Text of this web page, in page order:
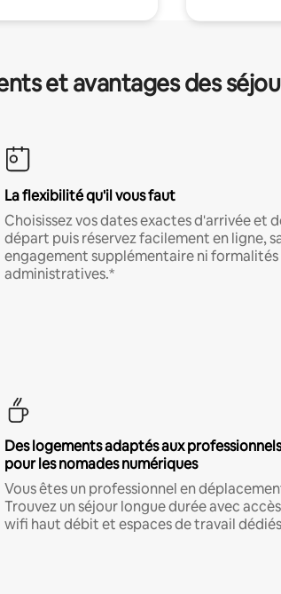
et avantages des
La flexibilité qu'il vous faut
Choisissez vos dates exactes d'arrivée et
départ puis réservez facilement en ligne,
engagement supplémentaire ni formalités
administratives.*
Des logements adaptés aux professionnels
pour les nomades numériques
Vous êtes un professionnel en
Trouvez un séjour longue durée avec accès
wifi haut débit et espaces de travail